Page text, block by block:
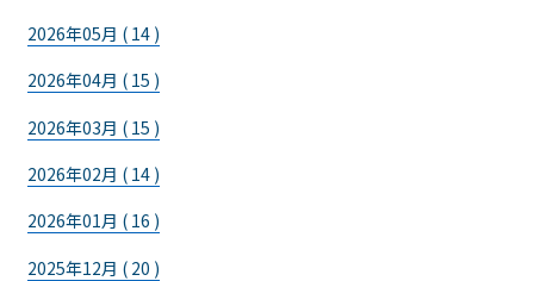
2026年05月 ( 14 )
2026年04月 ( 15 )
2026年03月 ( 15 )
2026年02月 ( 14 )
2026年01月 ( 16 )
2025年12月 ( 20 )